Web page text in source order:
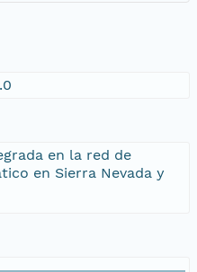
en la red de
en Sierra Nevada y